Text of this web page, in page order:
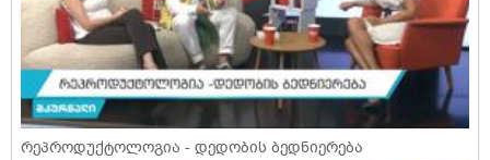
რეპროდუქტოლოგია - დედობის ბედნიერება